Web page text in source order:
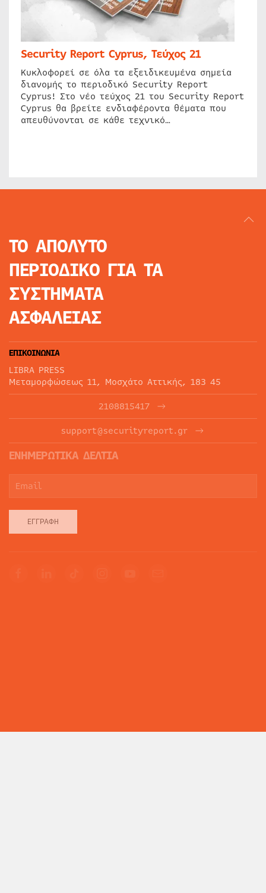
Security Report Cyprus, Τεύχος 21
Κυκλοφορεί σε όλα τα εξειδικευμένα σημεία
διανομής το περιοδικό Security Report
Cyprus! Στο νέο τεύχος 21 του Security Report
Cyprus θα βρείτε ενδιαφέροντα θέματα που
απευθύνονται σε κάθε τεχνικό…
ΤΟ ΑΠΟΛΥΤΟ
ΠΕΡΙΟΔΙΚΟ ΓΙΑ ΤΑ
ΣΥΣΤΗΜΑΤΑ
ΑΣΦΑΛΕΙΑΣ
ΕΠΙΚΟΙΝΩΝΙΑ
LIBRA PRESS
Μεταμορφώσεως 11, Μοσχάτο Αττικής, 183 45
2108815417
support@securityreport.gr
ΕΝΗΜΕΡΩΤΙΚΑ ΔΕΛΤΙΑ
ΕΓΓΡΑΦΉ